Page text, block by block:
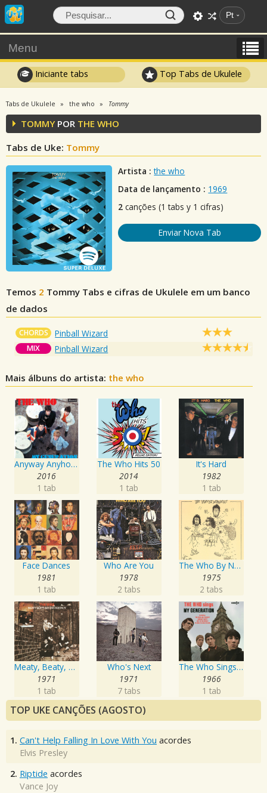
Pt
Menu
Iniciante tabs Top Tabs de Ukulele
Tabs de Ukulele the who Tommy
TOMMY POR THE WHO
Tabs de Uke: Tommy
Artista : the who
Data de lançamento : 1969
2 canções (1 tabs y 1 cifras)
Enviar Nova Tab
Temos 2 Tommy Tabs e cifras de Ukulele em um banco
de dados
CHORDS Pinball Wizard
MIX Pinball Wizard
Mais álbuns do artista: the who
Anyway Anyhow Anywhere
2016
1 tab
The Who Hits 50
2014
1 tab
It's Hard
1982
1 tab
Face Dances
1981
1 tab
Who Are You
1978
2 tabs
The Who By Numbers
1975
2 tabs
Meaty, Beaty, Big And Bouncy
1971
1 tab
Who's Next
1971
7 tabs
The Who Sings My Generation
1966
1 tab
TOP UKE CANÇÕES (AGOSTO)
1. Can't Help Falling In Love With You acordes
Elvis Presley
2. Riptide acordes
Vance Joy